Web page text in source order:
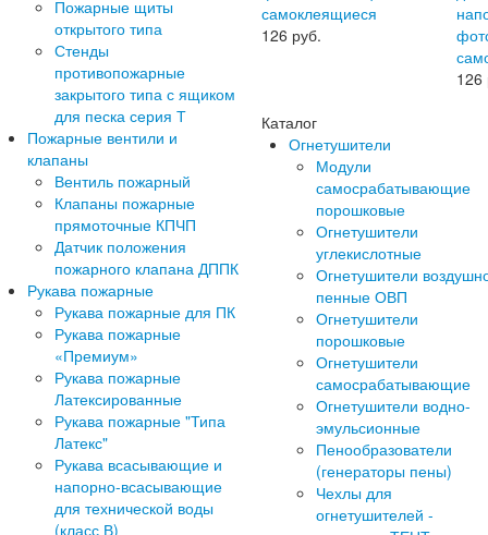
Пожарные щиты
открытого типа
Стенды
противопожарные
закрытого типа с ящиком
для песка серия Т
Пожарные вентили и
клапаны
Вентиль пожарный
Клапаны пожарные
прямоточные КПЧП
Датчик положения
пожарного клапана ДППК
Рукава пожарные
Рукава пожарные для ПК
Рукава пожарные
«Премиум»
Рукава пожарные
Латексированные
Рукава пожарные "Типа
Латекс"
Рукава всасывающие и
напорно-всасывающие
для технической воды
(класс В)
самоклеящиеся
126 руб.
126
Каталог
Огнетушители
Модули
самосрабатывающие
порошковые
Огнетушители
углекислотные
Огнетушители
пенные ОВП
Огнетушители
порошковые
Огнетушители
самосрабатывающие
Огнетушители водно-
эмульсионные
Пенообразователи
(генераторы пены)
Чехлы для
огнетушителей -